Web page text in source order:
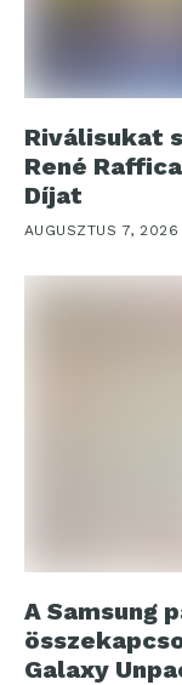
Riválisukat
René
Díjat
AUGUSZTUS 7, 2026
A Samsung
Galaxy